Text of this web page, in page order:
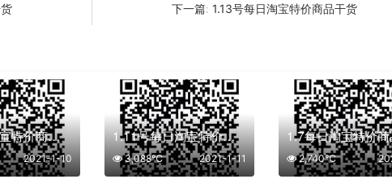
下一篇: 1.13号每日淘宝特价商品干货
1.10每日淘宝特价商品干货
2021-1-10
1.11号每日淘宝特价商品干货
2021-1-11
3,088℃ 2,740℃